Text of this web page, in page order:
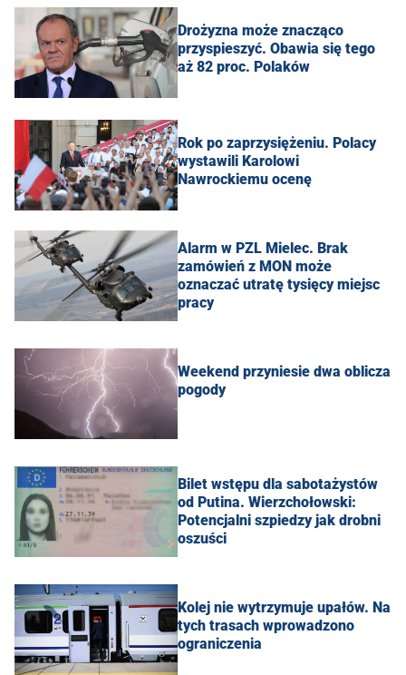
Drożyzna może znacząco
przyspieszyć. Obawia się tego
aż 82 proc. Polaków
Rok po zaprzysiężeniu. Polacy
wystawili Karolowi
Nawrockiemu ocenę
Alarm w PZL Mielec. Brak
zamówień z MON może
oznaczać utratę tysięcy miejsc
pracy
Weekend przyniesie dwa oblicza
pogody
Bilet wstępu dla sabotażystów
od Putina. Wierzchołowski:
Potencjalni szpiedzy jak drobni
oszuści
Kolej nie wytrzymuje upałów. Na
tych trasach wprowadzono
ograniczenia